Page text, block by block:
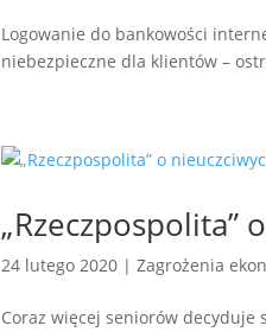
Logowanie do bankowości
niebezpieczne dla klientów –
24 lutego 2020 |Zagrożenia
Coraz więcej seniorów